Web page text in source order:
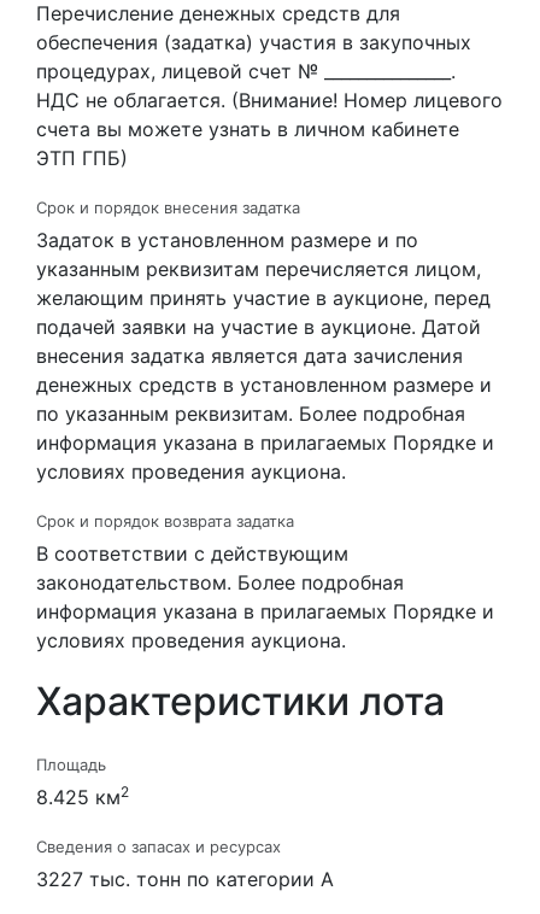
Перечисление денежных средств для
обеспечения (задатка) участия в закупочных
процедурах, лицевой счет № _______________.
НДС не облагается. (Внимание! Номер лицевого
счета вы можете узнать в личном кабинете
ЭТП ГПБ)
Срок и порядок внесения задатка
Задаток в установленном размере и по
указанным реквизитам перечисляется лицом,
желающим принять участие в аукционе, перед
подачей заявки на участие в аукционе. Датой
внесения задатка является дата зачисления
денежных средств в установленном размере и
по указанным реквизитам. Более подробная
информация указана в прилагаемых Порядке и
условиях проведения аукциона.
Срок и порядок возврата задатка
В соответствии с действующим
законодательством. Более подробная
информация указана в прилагаемых Порядке и
условиях проведения аукциона.
Характеристики лота
Площадь
8.425 км2
Сведения о запасах и ресурсах
3227 тыс. тонн по категории А